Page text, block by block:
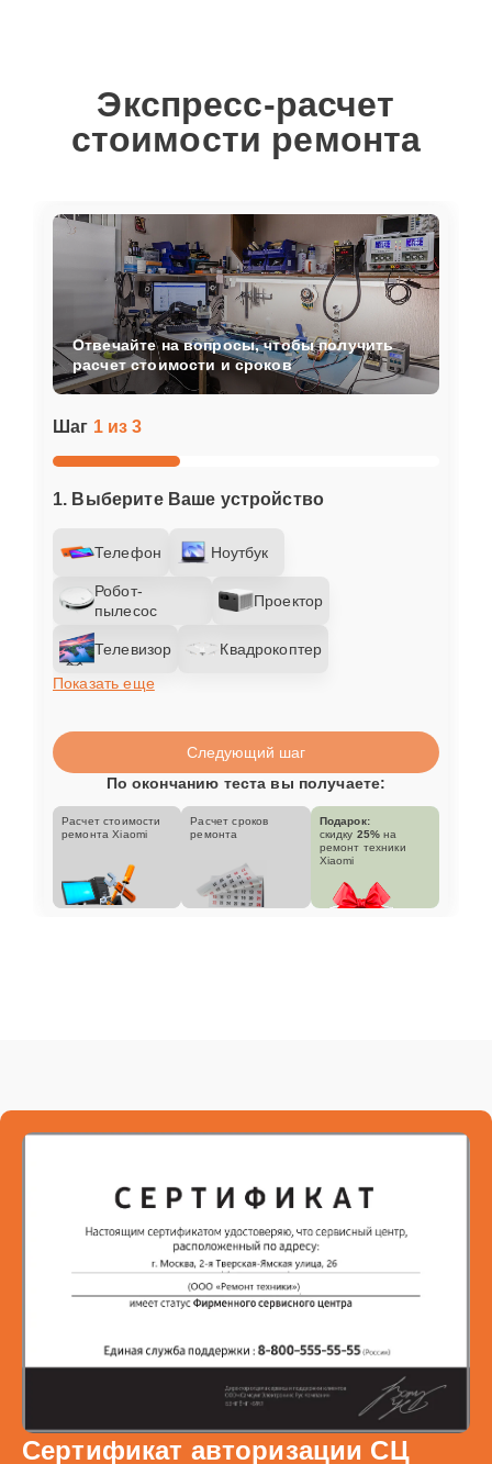
Экспресс-расчет
стоимости ремонта
Шаг 1 из 3
1. Выберите Ваше устройство
Телефон Ноутбук
Робот-
пылесос
Проектор
Телевизор
Квадрокоптер
Показать еще
Отвечайте на вопросы, чтобы получить
расчет стоимости и сроков
Следующий шаг
По окончанию теста вы получаете:
Расчет стоимости
ремонта Xiaomi
Расчет сроков
ремонта
Подарок:
скидку 25% на
ремонт техники
Xiaomi
Сертификат авторизации СЦ